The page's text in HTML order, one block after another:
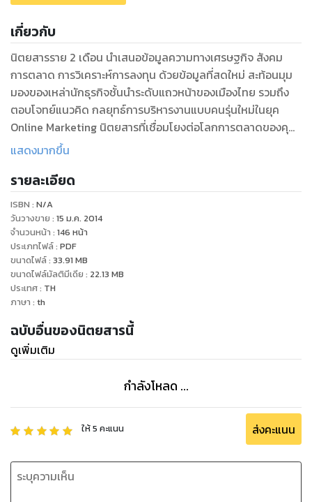
เกี่ยวกับ
นิตยสารราย 2 เดือน นำเสนอข้อมูลความทางเศรษฐกิจ สังคม
การตลาด การวิเคราะห์การลงทุน ด้วยข้อมูลที่สดใหม่ สะท้อนมุม
มองของเหล่านักธุรกิจชั้นนำระดับแถวหน้าของเมืองไทย รวมถึง
ตอบโจทย์แนวคิด กลยุทธ์การบริหารงานแบบคนรุ่นใหม่ในยุค
Online Marketing นิตยสารที่เชื่อมโยงต่อโลกการตลาดของคุณ
เข้ากับ Social Network เปิดโลกธุรกิจให้กว้างขึ้น ด้วยเนื้อหา
• นำเสนอข้อมูลทางการตลาดอุตสาหกรรมที่ครอบคลุมรอบด้าน
และผสมผสานกับการบริหารการจัดการในด้านอื่นๆ ตอบโจทย์การ
สื่อสารประชาสัมพันธ์ต่อยอดธุรกิจ ยกระดับภาพลักษณ์องค์กร
และตัวสินค้าให้เป็นที่รู้จักมากขึ้นและตอบโจทย์ตรงกับความ
ต้องการของผู้บริโภค
• สะท้อนมุมมองการบริหารและวิสัยทัศน์ระดับนักธุรกิจแถวหน้า
ของเมืองไทยในทุกอุตสาหกรรม สังคมข่าวและความเคลื่อนไหว
Movement ของคนกลุ่มอุตสาหกรรม / Product / Event / Pr
ในทุกแวดวงธุรกิจ
• อ่านเล่มเดียว คุ้ม รู้ทุกเรื่อง รู้จริง รู้ลึก ในสิ่งที่นักบริหารควรรู้
แสดงมากขึ้น
รายละเอียด
ISBN : N/A
วันวางขาย : 15 ม.ค. 2014
จำนวนหน้า : 146 หน้า
ประเภทไฟล์: PDF
ขนาดไฟล์: 33.91 MB
ขนาดไฟล์มัลติมีเดีย : 22.13 MB
ประเทศ: TH
ภาษา : th
ฉบับอื่นของนิตยสารนี้
ดูเพิ่มเติม
กำลังโหลด ...
ให้5 คะแนน ส่งคะแนน